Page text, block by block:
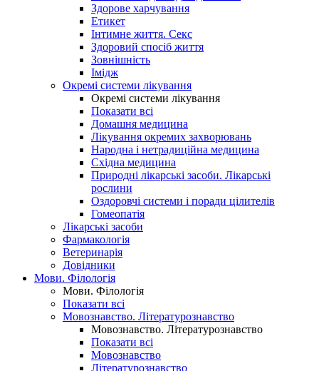
Здорове харчування
Етикет
Інтимне життя. Секс
Здоровий спосіб життя
Зовнішність
Імідж
Окремі системи лікування
Окремі системи лікування
Показати всі
Домашня медицина
Лікування окремих захворювань
Народна і нетрадиційна медицина
Східна медицина
Природні лікарські засоби. Лікарські
рослини
Оздоровчі системи і поради цілителів
Гомеопатія
Лікарські засоби
Фармакологія
Ветеринарія
Довідники
Мови. Філологія
Мови. Філологія
Показати всі
Мовознавство. Літературознавство
Мовознавство. Літературознавство
Показати всі
Мовознавство
Літературознавство